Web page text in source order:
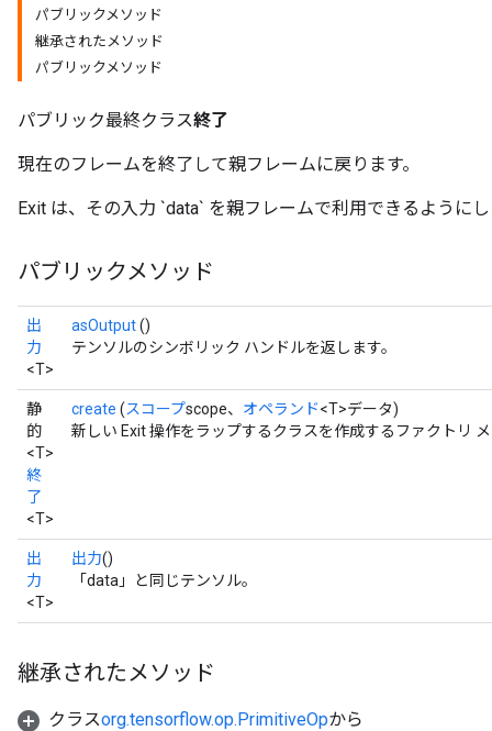
パブリックメソッド
継承されたメソッド
パブリックメソッド
パブリック最終クラス終了
現在のフレームを終了して親フレームに戻ります。
Exit は、その入力 `data` を親フレームで利用できるように
パブリックメソッド
出
力
<T>
asOutput()
テンソルのシンボリック ハンドルを返します。
静
的
<T>
終
了
<T>
create (スコープscope、 オペランド<T>データ)
新しい Exit 操作をラップするクラスを作成するファクトリ
出
力
<T>
出力()
「data」と同じテンソル。
継承されたメソッド
クラスorg.tensorflow.op.PrimitiveOpから